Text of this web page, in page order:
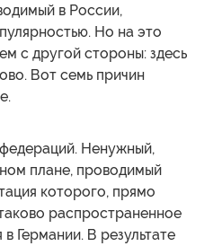
в России,
Но на это
с другой стороны: здесь
Вот семь причин
Ненужный,
плане, проводимый
которого, прямо
распространенное
Германии. В результате